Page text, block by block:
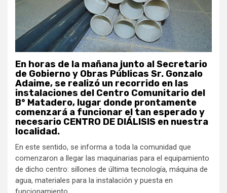
En horas de la mañana junto al Secretario
de Gobierno y Obras Públicas Sr. Gonzalo
Adaime, se realizó un recorrido en las
instalaciones del Centro Comunitario del
B° Matadero, lugar donde prontamente
comenzará a funcionar el tan esperado y
necesario CENTRO DE DIÁLISIS en nuestra
localidad.
En este sentido, se informa a toda la comunidad que
comenzaron a llegar las maquinarias para el equipamiento
de dicho centro: sillones de última tecnología, máquina de
agua, materiales para la instalación y puesta en